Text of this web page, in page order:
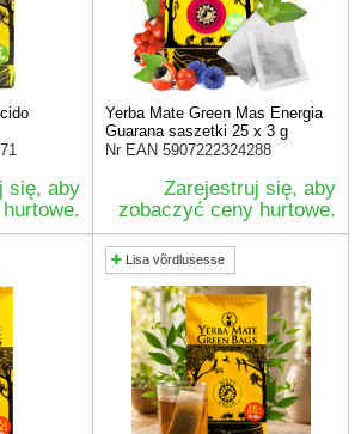
się, aby
Yerba Mate Green Mas Energia
Guarana saszetki 25 x 3 g
Nr EAN 5907222324288
Zarejestruj się, aby
zobaczyć ceny hurtowe.
Lisa võrdlusesse